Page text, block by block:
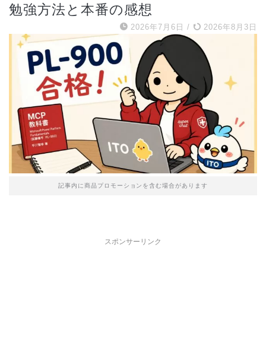
勉強方法と本番の感想
2026年7月6日 / 2026年8月3日
記事内に商品プロモーションを含む場合があります
スポンサーリンク